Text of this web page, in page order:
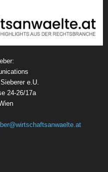
e.U.
24-26/17a